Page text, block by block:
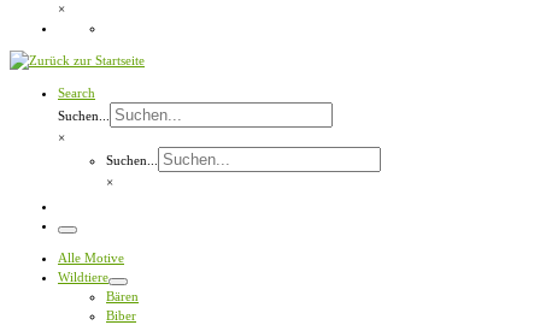
×
Search
Suchen...
×
Suchen...
×
Menü
Alle Motive
Wildtiere
Bären
Biber